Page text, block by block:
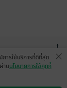
+
การใช้บริการที่ดีที่สุด
านนโยบายการใช้คุกกี้